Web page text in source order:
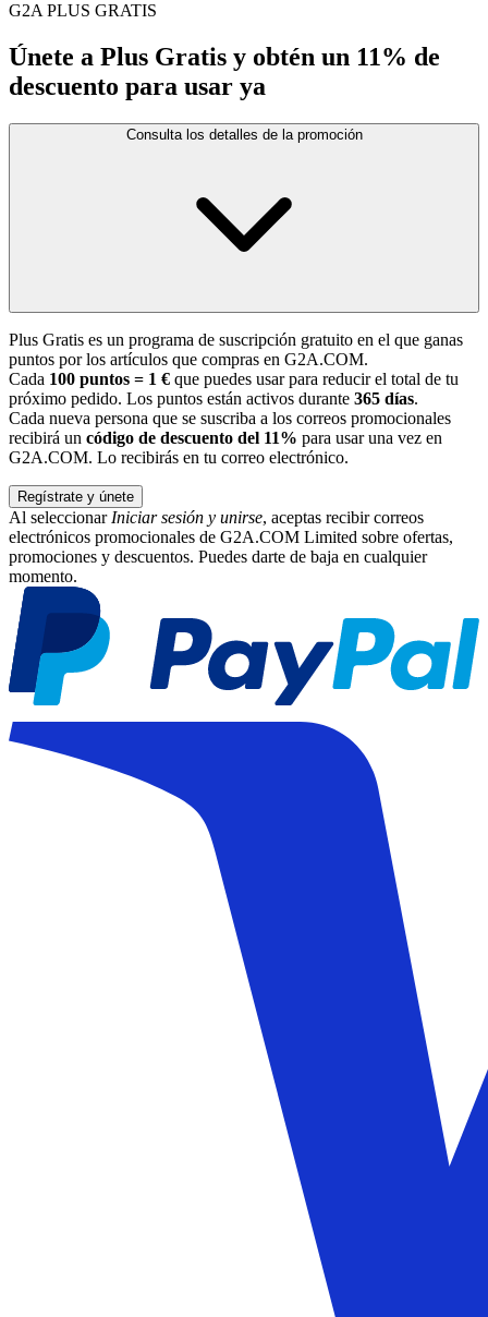
G2A PLUS GRATIS
Únete a Plus Gratis y obtén un 11% de
descuento para usar ya
Consulta los detalles de la promoción
Plus Gratis es un programa de suscripción gratuito en el que ganas
puntos por los artículos que compras en G2A.COM.
Cada 100 puntos = 1 € que puedes usar para reducir el total de tu
próximo pedido. Los puntos están activos durante 365 días.
Cada nueva persona que se suscriba a los correos promocionales
recibirá un código de descuento del 11% para usar una vez en
G2A.COM. Lo recibirás en tu correo electrónico.
Regístrate y únete
Al seleccionar Iniciar sesión y unirse, aceptas recibir correos
electrónicos promocionales de G2A.COM Limited sobre ofertas,
promociones y descuentos. Puedes darte de baja en cualquier
momento.